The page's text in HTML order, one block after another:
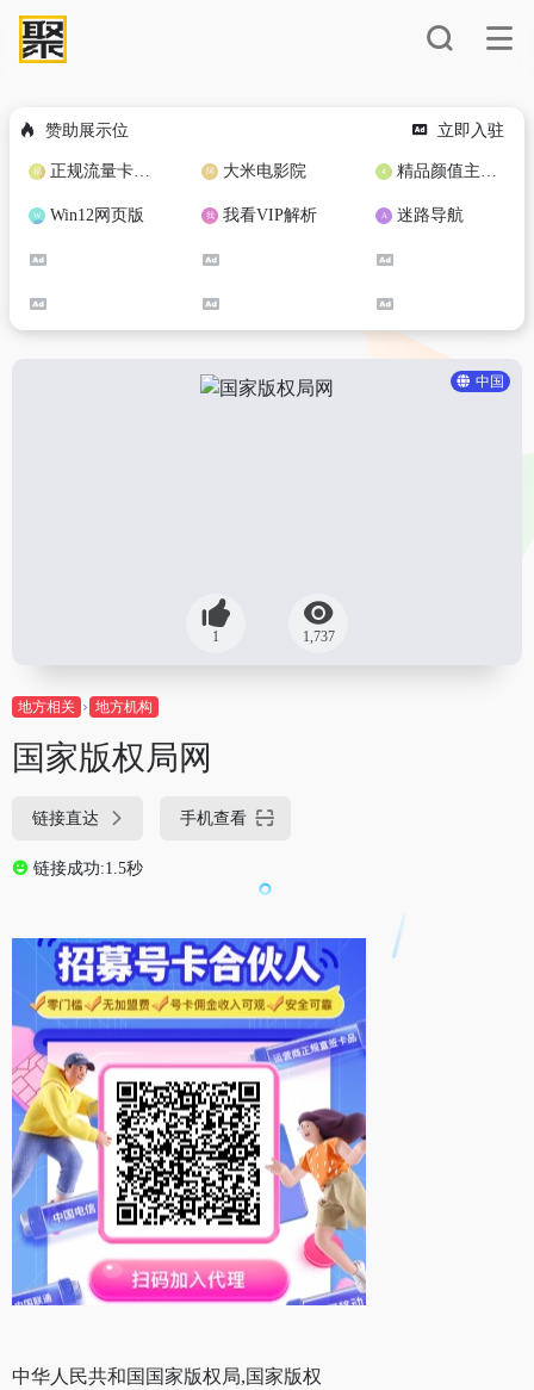
赞助展示位 立即入驻
正规流量卡免费加盟合作 大米电影院 精品颜值主播定制
Win12网页版 我看VIP解析 迷路导航
中国
1 1,737
地方相关 地方机构
国家版权局网
链接直达 手机查看
链接成功:1.5秒
中华人民共和国国家版权局,国家版权